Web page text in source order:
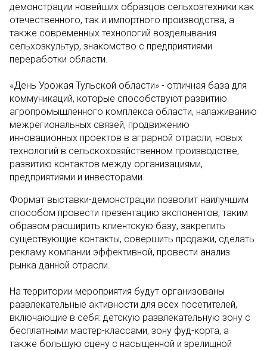
демонстрации новейших образцов сельхозтехники как
отечественного, так и импортного производства, а
также современных технологий возделывания
сельхозкультур, знакомство с предприятиями
переработки области.
«День Урожая Тульской области» - отличная база для
коммуникаций, которые способствуют развитию
агропромышленного комплекса области, налаживанию
межрегиональных связей, продвижению
инновационных проектов в аграрной отрасли, новых
технологий в сельскохозяйственном производстве,
развитию контактов между организациями,
предприятиями и инвесторами.
Формат выставки-демонстрации позволит наилучшим
способом провести презентацию экспонентов, таким
образом расширить клиентскую базу, закрепить
существующие контакты, совершить продажи, сделать
рекламу компании эффективной, провести анализ
рынка данной отрасли.
На территории мероприятия будут организованы
развлекательные активности для всех посетителей,
включающие в себя: детскую развлекательную зону с
бесплатными мастер-классами, зону фуд-корта, а
также большую сцену с насыщенной и зрелищной